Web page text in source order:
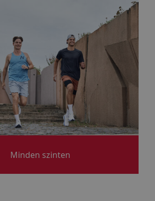
Minden szinten